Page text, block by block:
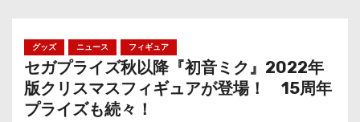
グッズ ニュース フィギュア
セガプライズ秋以降『初音ミク』2022年
版クリスマスフィギュアが登場！ 15周年
プライズも続々！